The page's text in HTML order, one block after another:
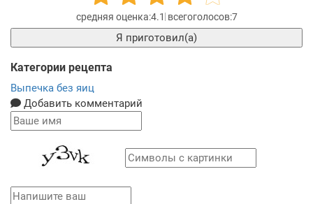
4.1 7
Я приготовил(а)
Категории рецепта
Выпечка без яиц
Добавить комментарий